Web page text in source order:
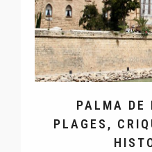
PALMA DE
PLAGES,